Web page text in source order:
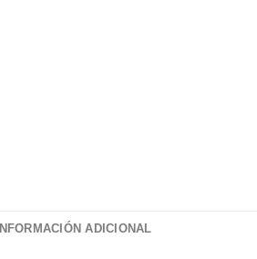
ADICIONAL